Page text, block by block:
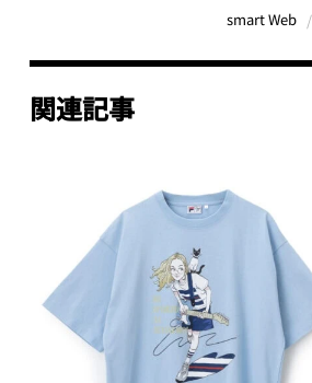
smart Web
関連記事